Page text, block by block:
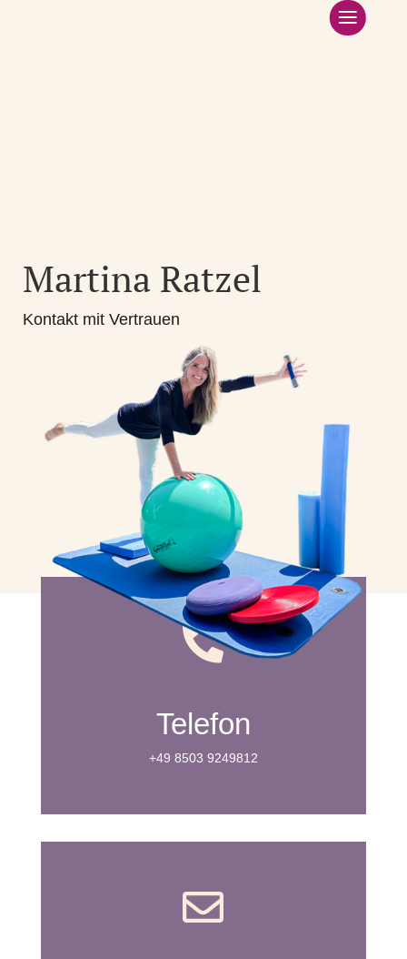
Martina Ratzel
Kontakt mit Vertrauen

Telefon
+49 8503 9249812
